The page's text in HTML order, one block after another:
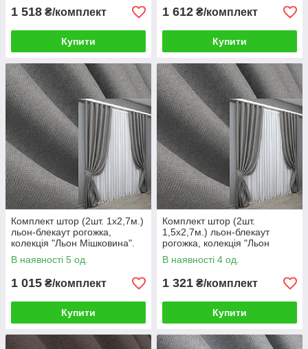
1 518 ₴/комплект
Купити
1 612 ₴/комплект
Купити
Комплект штор (2шт. 1х2,7м.)
льон-блекаут рогожка,
колекція "Льон Мішковина".
Колір сірий. Код 1797ш 31-
830
В наявності 5 од.
1 015 ₴/комплект
Купити
Комплект штор (2шт.
1,5х2,7м.) льон-блекаут
рогожка, колекція "Льон
Мішковина". Колір сірий. Код
1797ш 33-0764
В наявності 4 од.
1 321 ₴/комплект
Купити